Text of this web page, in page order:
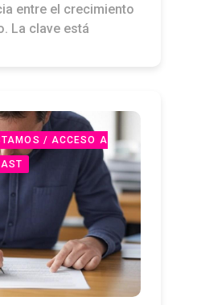
entre el crecimiento
La clave está
/ ACCESO A